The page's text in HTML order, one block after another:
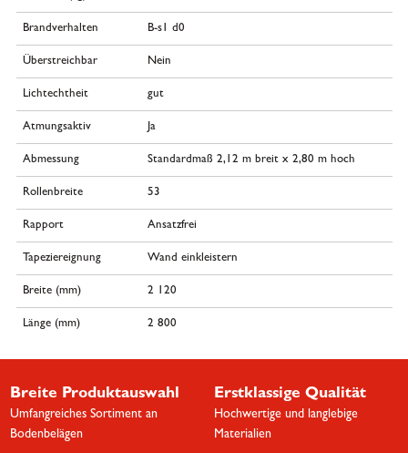
Brandverhalten B-s1 d0
Überstreichbar Nein
Lichtechtheit gut
Atmungsaktiv Ja
Abmessung Standardmaß 2,12 m breit x 2,80 m hoch
Rollenbreite 53
Rapport Ansatzfrei
Tapeziereignung Wand einkleistern
Breite (mm) 2 120
Länge (mm) 2 800
Breite Produktauswahl
Umfangreiches Sortiment an
Bodenbelägen
Erstklassige Qualität
Hochwertige und langlebige
Materialien